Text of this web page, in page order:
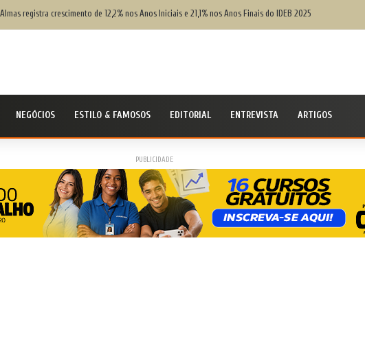
registra crescimento de 12,2% nos Anos Iniciais e 21,1% nos Anos Finais do IDEB 2025
NEGÓCIOS ESTILO & FAMOSOS EDITORIAL ENTREVISTA ARTIGOS
PUBLICIDADE